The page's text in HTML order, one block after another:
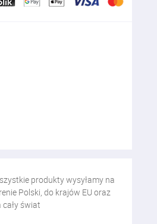
produkty wysyłamy na
Polski, do krajów EU oraz
cały świat